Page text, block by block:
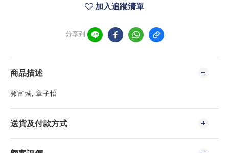
加入追蹤清單
分享到
商品描述
郭富城, 章子怡
送貨及付款方式